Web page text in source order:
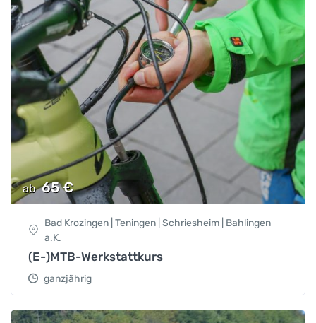
ab 65€
Bad Krozingen | Teningen | Schriesheim | Bahlingen
a.K.
(E-)MTB-Werkstattkurs
ganzjährig